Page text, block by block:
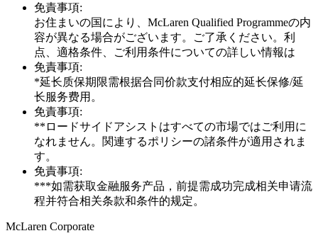
免責事項:
お住まいの国により、McLaren Qualified Programmeの内
容が異なる場合がございます。ご了承ください。利
点、適格条件、ご利用条件についての詳しい情報は
免責事項:
*延长质保期限需根据合同价款支付相应的延长保修/延
长服务费用。
免責事項:
**ロードサイドアシストはすべての市場ではご利用に
なれません。関連するポリシーの諸条件が適用されま
す。
免責事項:
***如需获取金融服务产品，前提需成功完成相关申请流
程并符合相关条款和条件的规定。
McLaren Corporate